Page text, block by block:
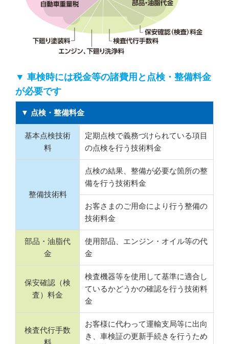
▼ 車検時には税金等の諸費用と点検・整備料金
が必要です
▼ 点検・整備料金
基本点検技術
料
定期点検で義務づけられている項目
の点検を行う技術料金
整備技術料
点検の結果、整備が必要な箇所の整
備を行う技術料金
お客さまのご用命により行う整備の
技術料金
部品・油脂代
金
使用部品、エンジン・オイル等の代
金
保安確認（検
査）料金
検査機器等を使用して基準に適合し
ているかどうかの確認を行う技術料
金
検査代行手数
料
お客様に代わって運輸支局等に出向
き、車検証の更新手続きを行うため